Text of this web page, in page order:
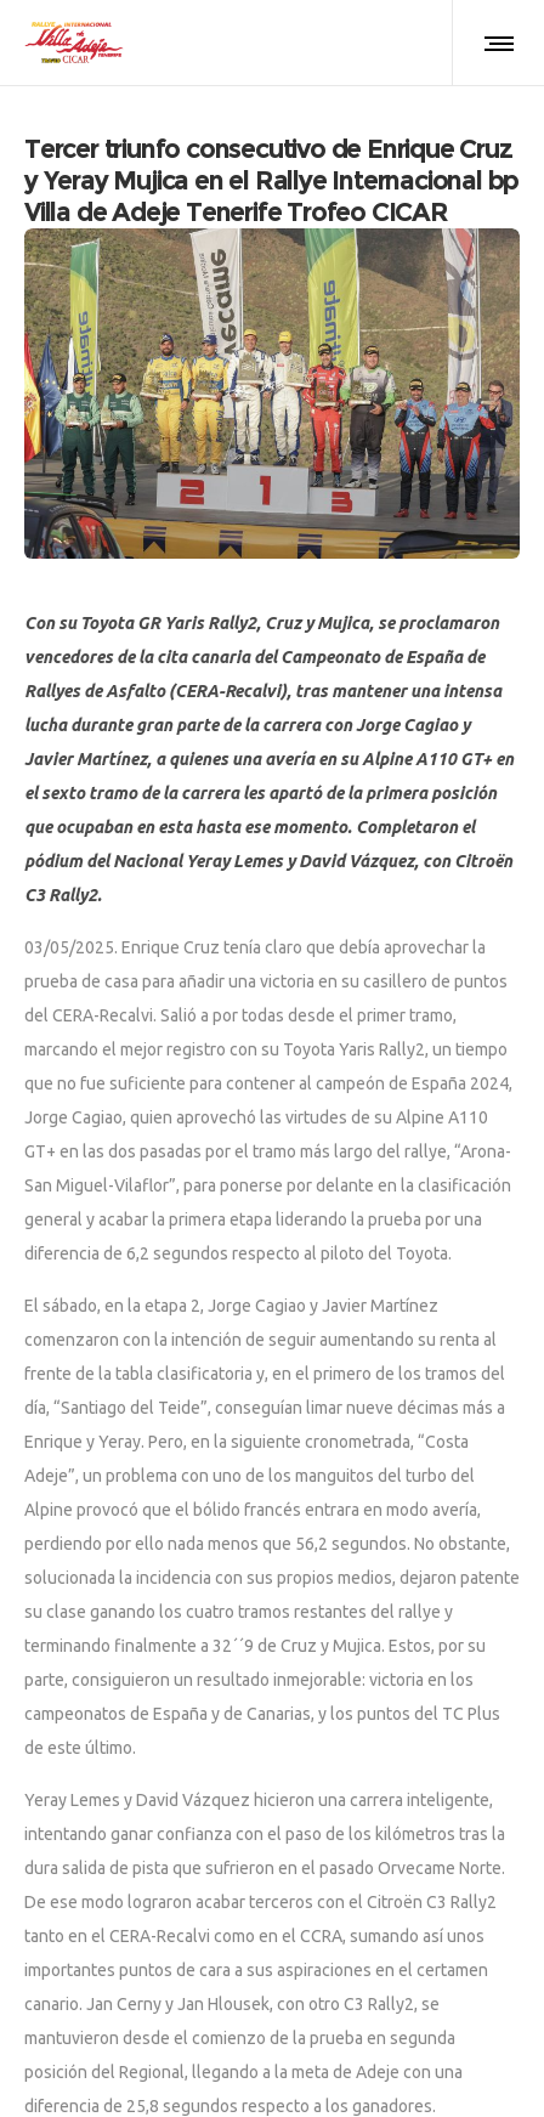
Tercer triunfo consecutivo de Enrique Cruz
y Yeray Mujica en el Rallye Internacional bp
Villa de Adeje Tenerife Trofeo CICAR
Con su Toyota GR Yaris Rally2, Cruz y Mujica, se proclamaron
vencedores de la cita canaria del Campeonato de España de
Rallyes de Asfalto (CERA-Recalvi), tras mantener una intensa
lucha durante gran parte de la carrera con Jorge Cagiao y
Javier Martínez, a quienes una avería en su Alpine A110 GT+ en
el sexto tramo de la carrera les apartó de la primera posición
que ocupaban en esta hasta ese momento. Completaron el
pódium del Nacional Yeray Lemes y David Vázquez, con Citroën
C3 Rally2.
03/05/2025. Enrique Cruz tenía claro que debía aprovechar la
prueba de casa para añadir una victoria en su casillero de puntos
del CERA-Recalvi. Salió a por todas desde el primer tramo,
marcando el mejor registro con su Toyota Yaris Rally2, un tiempo
que no fue suficiente para contener al campeón de España 2024,
Jorge Cagiao, quien aprovechó las virtudes de su Alpine A110
GT+ en las dos pasadas por el tramo más largo del rallye, “Arona-
San Miguel-Vilaflor”, para ponerse por delante en la clasificación
general y acabar la primera etapa liderando la prueba por una
diferencia de 6,2 segundos respecto al piloto del Toyota.
El sábado, en la etapa 2, Jorge Cagiao y Javier Martínez
comenzaron con la intención de seguir aumentando su renta al
frente de la tabla clasificatoria y, en el primero de los tramos del
día, “Santiago del Teide”, conseguían limar nueve décimas más a
Enrique y Yeray. Pero, en la siguiente cronometrada, “Costa
Adeje”, un problema con uno de los manguitos del turbo del
Alpine provocó que el bólido francés entrara en modo avería,
perdiendo por ello nada menos que 56,2 segundos. No obstante,
solucionada la incidencia con sus propios medios, dejaron patente
su clase ganando los cuatro tramos restantes del rallye y
terminando finalmente a 32´´9 de Cruz y Mujica. Estos, por su
parte, consiguieron un resultado inmejorable: victoria en los
campeonatos de España y de Canarias, y los puntos del TC Plus
de este último.
Yeray Lemes y David Vázquez hicieron una carrera inteligente,
intentando ganar confianza con el paso de los kilómetros tras la
dura salida de pista que sufrieron en el pasado Orvecame Norte.
De ese modo lograron acabar terceros con el Citroën C3 Rally2
tanto en el CERA-Recalvi como en el CCRA, sumando así unos
importantes puntos de cara a sus aspiraciones en el certamen
canario. Jan Cerny y Jan Hlousek, con otro C3 Rally2, se
mantuvieron desde el comienzo de la prueba en segunda
posición del Regional, llegando a la meta de Adeje con una
diferencia de 25,8 segundos respecto a los ganadores.